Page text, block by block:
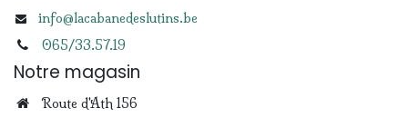
info@lacabanedeslutins.be
065/33.57.19
Notre magasin
Route d'Ath 156